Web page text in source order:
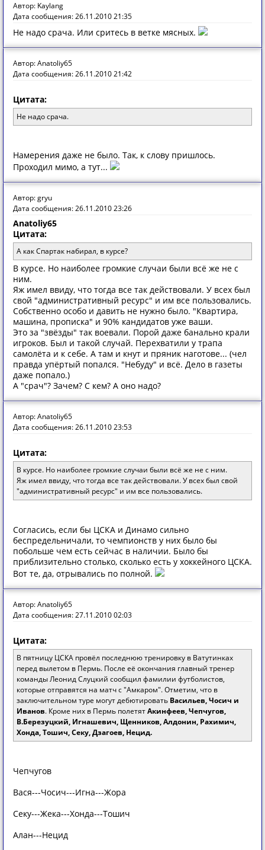
Автор: Kaylang
Дата сообщения: 26.11.2010 21:35
Не надо срача. Или сритесь в ветке мясных.
Автор: Anatoliy65
Дата сообщения: 26.11.2010 21:42
Цитата:
Не надо срача.
Намерения даже не было. Так, к слову пришлось.
Проходил мимо, а тут...
Автор: gryu
Дата сообщения: 26.11.2010 23:26
Anatoliy65
Цитата:
А как Спартак набирал, в курсе?
В курсе. Но наиболее громкие случаи были всё же не с
ним.
Яж имел ввиду, что тогда все так действовали. У всех был
свой "административный ресурс" и им все пользовались.
Собственно особо и давить не нужно было. "Квартира,
машина, прописка" и 90% кандидатов уже ваши.
Это за "звёзды" так воевали. Порой даже банально крали
игроков. Был и такой случай. Перехватили у трапа
самолёта и к себе. А там и кнут и пряник наготове... (чел
правда упёртый попался. "Небуду" и всё. Дело в газеты
даже попало.)
А "срач"? Зачем? С кем? А оно надо?
Автор: Anatoliy65
Дата сообщения: 26.11.2010 23:53
Цитата:
В курсе. Но наиболее громкие случаи были всё же не с ним.
Яж имел ввиду, что тогда все так действовали. У всех был свой
"административный ресурс" и им все пользовались.
Согласись, если бы ЦСКА и Динамо сильно
беспредельничали, то чемпионств у них было бы
побольше чем есть сейчас в наличии. Было бы
приблизительно столько, сколько есть у хоккейного ЦСКА.
Вот те, да, отрывались по полной.
Автор: Anatoliy65
Дата сообщения: 27.11.2010 02:03
Цитата:
В пятницу ЦСКА провёл последнюю тренировку в Ватутинках
перед вылетом в Пермь. После её окончания главный тренер
команды Леонид Слуцкий сообщил фамилии футболистов,
которые отправятся на матч с "Амкаром". Отметим, что в
заключительном туре могут дебютировать Васильев, Чосич и
Иванов. Кроме них в Пермь полетятАкинфеев, Чепчугов,
В.Березуцкий, Игнашевич, Щенников, Алдонин, Рахимич,
Хонда, Тошич, Секу, Дзагоев, Нецид.
Чепчугов
Вася---Чосич---Игна---Жора
Секу---Жека---Хонда---Тошич
Алан---Нецид